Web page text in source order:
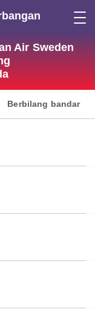
Air Sweden
Berbilang bandar